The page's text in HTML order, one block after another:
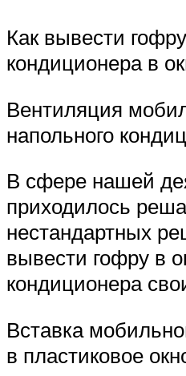
Как вывести
кондиционера в
Вентиляция
напольного
В сфере нашей
приходилось
нестандартных
вывести гофру в
кондиционера
Вставка
в пластиковое